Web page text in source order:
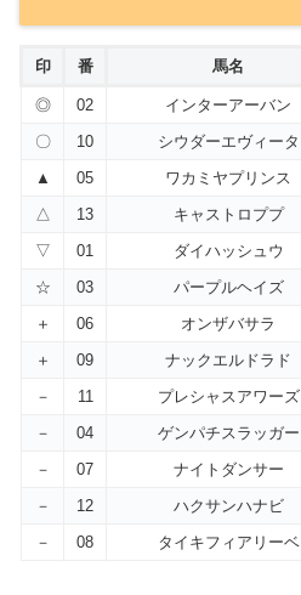
印 番 馬名
◎ 02 インターアーバン
〇
10 シウダーエヴィータ
▲
05 ワカミヤプリンス
△
13 キャストロププ
▽
01 ダイハッシュウ
☆
03 パープルヘイズ
＋
06 オンザバサラ
＋
09 ナックエルドラド
－
11 プレシャスアワーズ
－
04 ゲンパチスラッガー
－
07 ナイトダンサー
－
12 ハクサンハナビ
－
08 タイキフィアリーベ